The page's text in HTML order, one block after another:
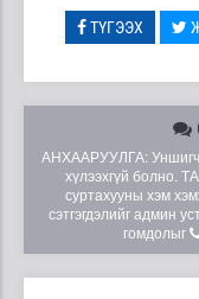
ТҮГЭЭХ
АНХААРУУЛГА:
хүлээхгүй болно.
суртахууны хэм
сэтгэгдэлийг админ
гомдолыг